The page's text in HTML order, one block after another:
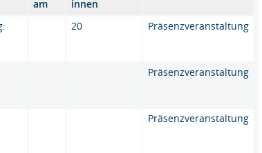
am
innen
20 Präsenzveranstaltung
Präsenzveranstaltung
Präsenzveranstaltung